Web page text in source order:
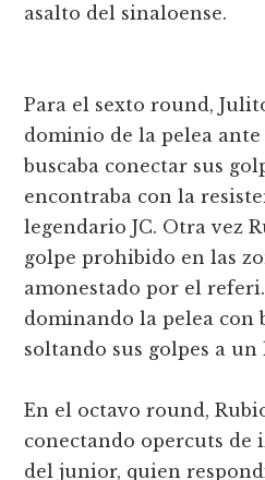
asalto del sinaloense.
Para el sexto round,
dominio de la pelea
buscaba conectar sus
encontraba con la
legendario JC. Otra vez
golpe prohibido en las
amonestado por el
dominando la pelea con
soltando sus golpes a
En el octavo round,
conectando opercuts de
del junior, quien